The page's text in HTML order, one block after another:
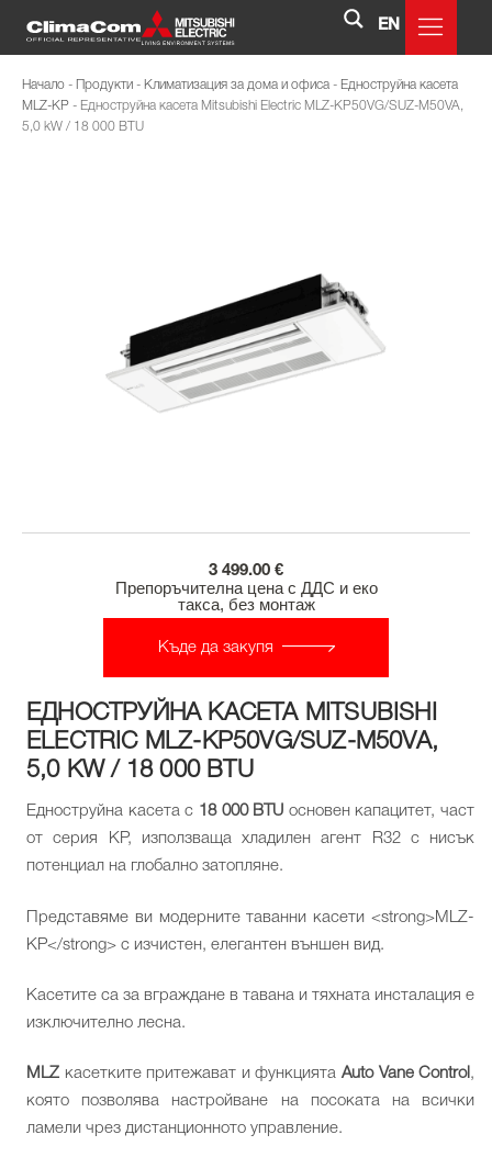
EN
Начало - Продукти - Климатизация за дома и офиса - Едноструйна касета
MLZ-KP - Едноструйна касета Mitsubishi Electric MLZ-KP50VG/SUZ-M50VA,
5,0 kW / 18 000 BTU
3 499.00 €
Препоръчителна цена с ДДС и еко
такса, без монтаж
Къде да закупя
ЕДНОСТРУЙНА КАСЕТА MITSUBISHI
ELECTRIC MLZ-KP50VG/SUZ-M50VA,
5,0 KW / 18 000 BTU
Едноструйна касета с 18 000 BTU основен капацитет, част
от серия KP, използващa хладилен агент R32 с нисък
потенциал на глобално затопляне.
Представяме ви модерните таванни касети <strong>MLZ-
KP</strong> с изчистен, елегантен външен вид.
Касетите са за вграждане в тавана и тяхната инсталация е
изключително лесна.
MLZ касетките притежават и функцията Auto Vane Control ,
която позволява настройване на посоката на всички
ламели чрез дистанционното управление.